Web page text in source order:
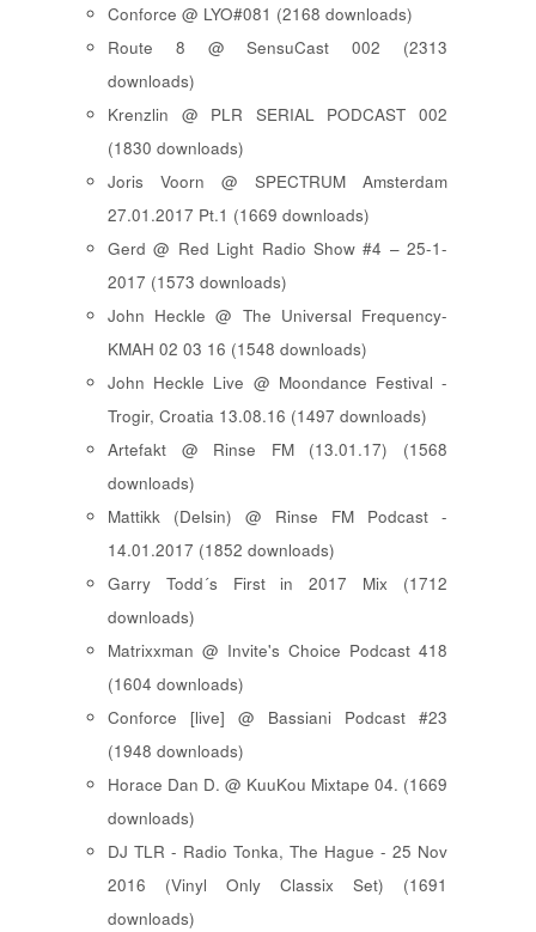
Conforce @ LYO#081 (2168 downloads)
Route 8 @ SensuCast 002 (2313
downloads)
Krenzlin @ PLR SERIAL PODCAST 002
(1830 downloads)
Joris Voorn @ SPECTRUM Amsterdam
27.01.2017 Pt.1 (1669 downloads)
Gerd @ Red Light Radio Show #4 – 25-1-
2017 (1573 downloads)
John Heckle @ The Universal Frequency-
KMAH 02 03 16 (1548 downloads)
John Heckle Live @ Moondance Festival -
Trogir, Croatia 13.08.16 (1497 downloads)
Artefakt @ Rinse FM (13.01.17) (1568
downloads)
Mattikk (Delsin) @ Rinse FM Podcast -
14.01.2017 (1852 downloads)
Garry Todd´s First in 2017 Mix (1712
downloads)
Matrixxman @ Invite's Choice Podcast 418
(1604 downloads)
Conforce [live] @ Bassiani Podcast #23
(1948 downloads)
Horace Dan D. @ KuuKou Mixtape 04. (1669
downloads)
DJ TLR - Radio Tonka, The Hague - 25 Nov
2016 (Vinyl Only Classix Set) (1691
downloads)